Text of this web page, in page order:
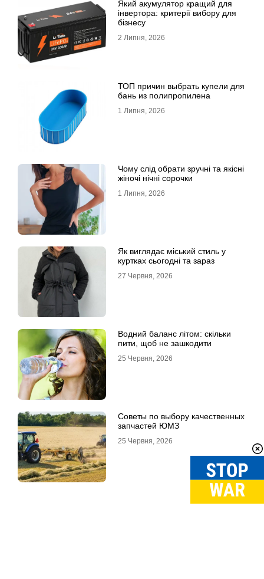
Який акумулятор кращий для
інвертора: критерії вибору для
бізнесу
2 Липня, 2026
ТОП причин выбрать купели для
бань из полипропилена
1 Липня, 2026
Чому слід обрати зручні та якісні
жіночі нічні сорочки
1 Липня, 2026
Як виглядає міський стиль у
куртках сьогодні та зараз
27 Червня, 2026
Водний баланс літом: скільки
пити, щоб не зашкодити
25 Червня, 2026
Советы по выбору качественных
запчастей ЮМЗ
25 Червня, 2026